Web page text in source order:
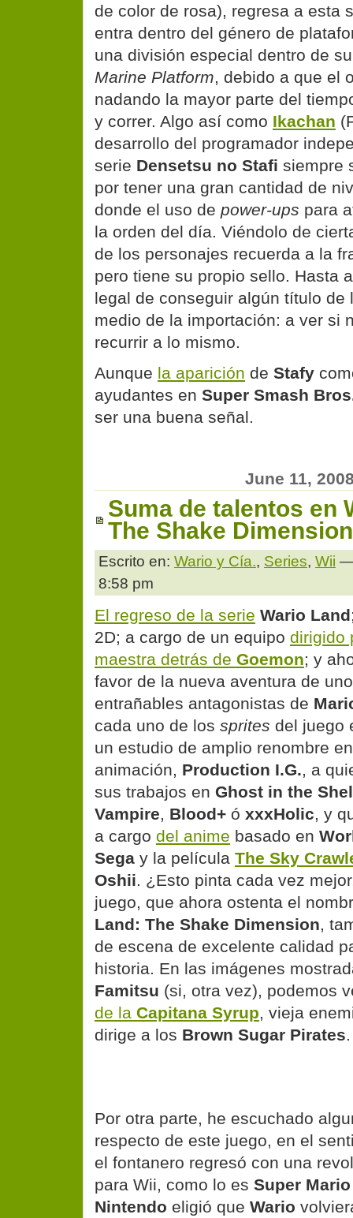
de color de rosa), regresa a esta
entra dentro del género de
una división especial dentro de
Marine Platform, debido a que el
nadando la mayor parte del
y correr. Algo así como Ikachan
desarrollo del programador
serie Densetsu no Stafi siempre
por tener una gran cantidad de
donde el uso de power-ups para
la orden del día. Viéndolo de
de los personajes recuerda a la
pero tiene su propio sello. Hasta
legal de conseguir algún título de
medio de la importación: a ver si
recurrir a lo mismo.
Aunque la aparición de Stafy
ayudantes en Super Smash
ser una buena señal.
June 11,
Suma de talentos en
The Shake Dimension
Escrito en: Wario y Cía., Series, Wii —
8:58 pm
El regreso de la serie Wario Land
2D; a cargo de un equipo dirigido
maestra detrás de Goemon; y
favor de la nueva aventura de
entrañables antagonistas de
cada uno de los sprites del juego
un estudio de amplio renombre
animación, Production I.G., a
sus trabajos en Ghost in the
Vampire, Blood+ ó xxxHolic, y
a cargo del anime basado en
Sega y la película The Sky
Oshii. ¿Esto pinta cada vez
juego, que ahora ostenta el
Land: The Shake Dimension,
de escena de excelente calidad
historia. En las imágenes
Famitsu (si, otra vez), podemos
de la Capitana Syrup, vieja
dirige a los Brown Sugar Pirates.
Por otra parte, he escuchado
respecto de este juego, en el
el fontanero regresó con una
para Wii, como lo es Super
Nintendo eligió que Wario